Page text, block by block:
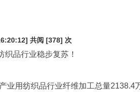
共阅 [378] 次
织品行业稳步复苏！
业用纺织品行业纤维加工总量2138.4